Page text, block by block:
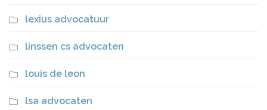
lexius advocatuur
linssen cs advocaten
louis de leon
lsa advocaten